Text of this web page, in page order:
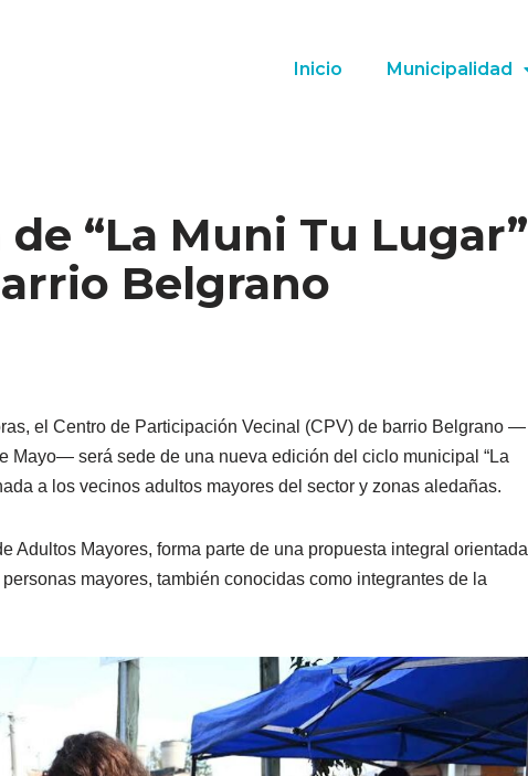
Inicio Municipalidad
“La Muni Tu Lugar”
Belgrano
el Centro de Participación Vecinal (CPV) de barrio Belgrano —
Mayo— será sede de una nueva edición del ciclo municipal “La
a los vecinos adultos mayores del sector y zonas aledañas.
Adultos Mayores, forma parte de una propuesta integral orientada
mayores, también conocidas como integrantes de la